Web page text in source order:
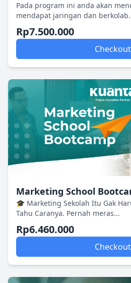
Pada program ini anda akan
mendapat jaringan dan
Rp7.500.000
Checkout
Marketing School
🎓 Marketing Sekolah Itu Gak
Tahu Caranya. Pernah meras...
Rp6.460.000
Checkout